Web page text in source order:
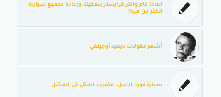
لماذا قام والتر كرايسلر بتفكيك وإعادة تجميع سيارته
لأكثر من مرة؟
أشهر مقولات ديفيد أوجيلفي
سيارة فورد ادسل، مضرب المثل في الفشل